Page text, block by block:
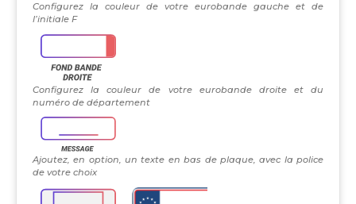
Configurez la couleur de votre eurobande gauche et de
l’initiale F
Configurez la couleur de votre eurobande droite et du
numéro de département
Ajoutez, en option, un texte en bas de plaque, avec la police
de votre choix